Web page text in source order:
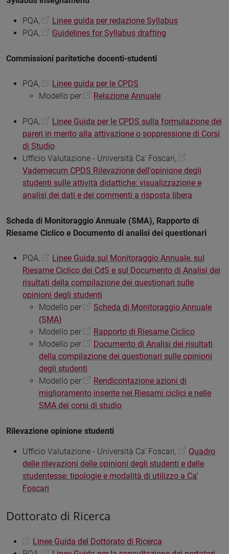
PQA,
Linee guida per redazione Syllabus
PQA,
Guidelines for Syllabus drafting
Commissioni paritetiche docenti-studenti
PQA,
Linee guida per le CPDS
Modello per
Relazione Annuale
PQA,
Linee Guida per le CPDS sulla formulazione dei
pareri in merito alla attivazione o soppressione di Corsi
di Studio
Ufficio Valutazione - Università Ca' Foscari,
Vademecum CPDS Rilevazione dell'opinione degli
studenti sulle attività didattiche: visualizzazione e
analisi dei dati e dei commenti a risposta libera
Scheda di Monitoraggio Annuale (SMA), Rapporto di
Riesame Ciclico e Documento di analisi dei questionari
PQA,
Linee Guida sul Monitoraggio Annuale, sul
Riesame Ciclico dei CdS e sul Documento di Analisi dei
risultati della compilazione dei questionari sulle
opinioni degli studenti
Modello per
Scheda di Monitoraggio Annuale
(SMA)
Modello per
Rapporto di Riesame Ciclico
Modello per
Documento di Analisi dei risultati
della compilazione dei questionari sulle opinioni
degli studenti
Modello per
Rendicontazione azioni di
miglioramento inserite nei Riesami ciclici e nelle
SMA dei corsi di studio
Rilevazione opinione studenti
Ufficio Valutazione - Università Ca' Foscari,
Quadro
delle rilevazioni delle opinioni degli studenti e delle
studentesse: tipologie e modalità di utilizzo a Ca’
Foscari
Dottorato di Ricerca
Linee Guida del Dottorato di Ricerca